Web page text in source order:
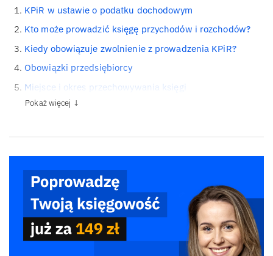
KPiR w ustawie o podatku dochodowym
Kto może prowadzić księgę przychodów i rozchodów?
Kiedy obowiązuje zwolnienie z prowadzenia KPiR?
Obowiązki przedsiębiorcy
Miejsce i okres przechowywania księgi
Pokaż więcej ↓